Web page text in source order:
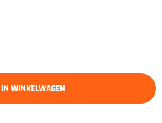
IN WINKELWAGEN